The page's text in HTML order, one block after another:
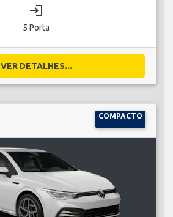
login
5 Porta
VER DETALHES...
COMPACTO